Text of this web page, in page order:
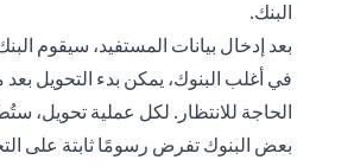
البنك.
بعد إدخال بيانات المستفيد، سيقوم
الحاجة للانتظار. لكل عملية تحويل،
بعض البنوك تفرض رسومًا ثابتة على